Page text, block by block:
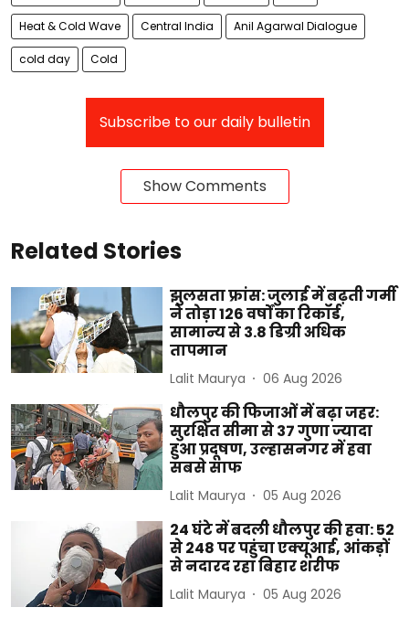
Heat & Cold Wave Central India Anil Agarwal Dialogue
cold day Cold
Subscribe to our daily bulletin
Show Comments
Related Stories
झुलसता फ्रांस: जुलाई में बढ़ती गर्मी
ने तोड़ा 126 वर्षों का रिकॉर्ड,
सामान्य से 3.8 डिग्री अधिक
तापमान
Lalit Maurya 06 Aug 2026
धौलपुर की फिजाओं में बढ़ा जहर:
सुरक्षित सीमा से 37 गुणा ज्यादा
हुआ प्रदूषण, उल्हासनगर में हवा
सबसे साफ
Lalit Maurya 05 Aug 2026
24 घंटे में बदली धौलपुर की हवा: 52
से 248 पर पहुंचा एक्यूआई, आंकड़ों
से नदारद रहा बिहार शरीफ
Lalit Maurya 05 Aug 2026